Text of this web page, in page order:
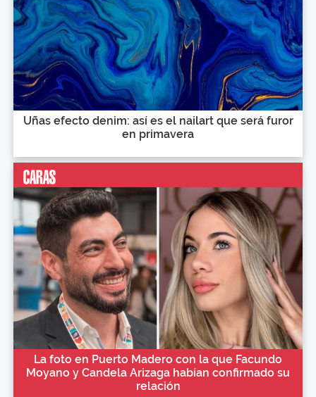
Uñas efecto denim: así es el nailart que será furor
en primavera
La foto en Puerto Madero con la que Facundo
Moyano y Candela Arizaga habían confirmado su
relación